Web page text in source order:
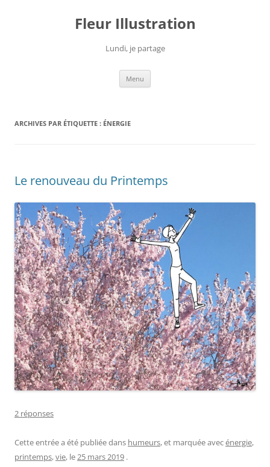
Fleur Illustration
Lundi, je partage
Menu
ARCHIVES PAR ÉTIQUETTE : ÉNERGIE
Le renouveau du Printemps
2 réponses
Cette entrée a été publiée dans humeurs, et marquée avecénergie,
printemps,vie, le25 mars 2019 .